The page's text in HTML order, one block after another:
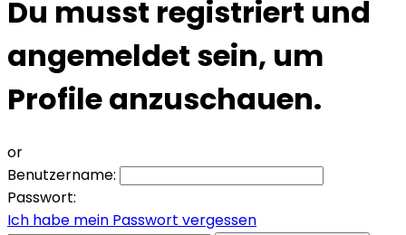
Du musst registriert und
angemeldet sein, um
Profile anzuschauen.
or
Benutzername:
Passwort:
Ich habe mein Passwort vergessen